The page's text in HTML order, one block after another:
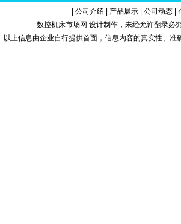
公司介绍 产品展示| 公司动态|
数控机床市场网 设计制作，未经允许翻录必
以上信息由企业自行提供首面，信息内容的真实性、